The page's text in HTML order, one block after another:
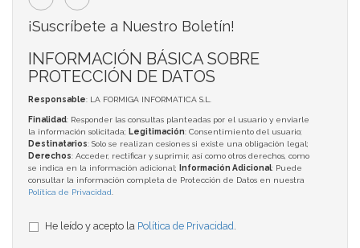
¡Suscríbete a Nuestro Boletín!
INFORMACIÓN BÁSICA SOBRE
PROTECCIÓN DE DATOS
Responsable: LA FORMIGA INFORMATICA S.L.
Finalidad: Responder las consultas planteadas por el usuario y enviarle
la información solicitada; Legitimación: Consentimiento del usuario;
Destinatarios: Solo se realizan cesiones si existe una obligación legal;
Derechos: Acceder, rectificar y suprimir, así como otros derechos, como
se indica en la información adicional;
Información Adicional: Puede
consultar la información completa de Protección de Datos en nuestra
Política de Privacidad
He leído y acepto la Política de Privacidad.